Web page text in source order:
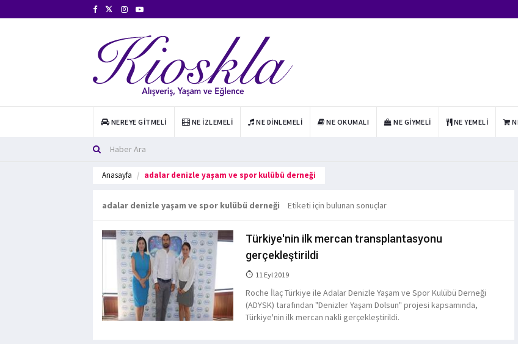
NEREYE GITMELI NE İZLEMELI NE DINLEMELI NE OKUMALI NE GIYMELI NE YEMELI
Anasayfa adalar denizle yaşam ve spor kulübü derneği
adalar denizle yaşam ve spor kulübü derneği Etiketi için bulunan sonuçlar
Türkiye'nin ilk mercan transplantasyonu
gerçekleştirildi
11 Eyl 2019
Roche İlaç Türkiye ile Adalar Denizle Yaşam ve Spor Kulübü Derneği
(ADYSK) tarafından "Denizler Yaşam Dolsun" projesi kapsamında,
Türkiye'nin ilk mercan nakli gerçekleştirildi.